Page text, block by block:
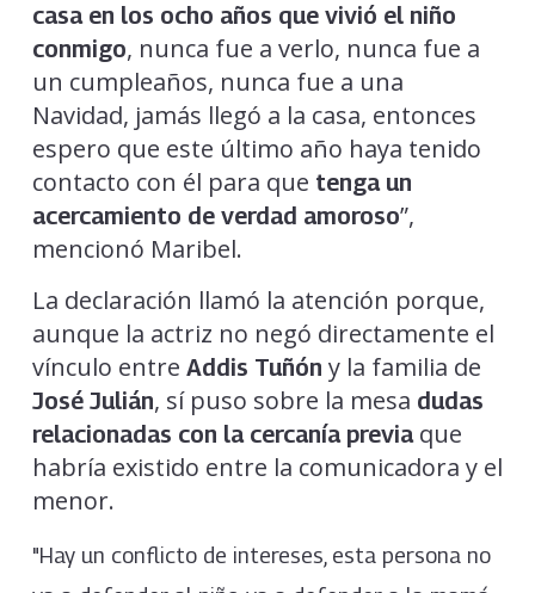
casa en los ocho años que vivió el niño
conmigo, nunca fue a verlo, nunca fue a
un cumpleaños, nunca fue a una
Navidad, jamás llegó a la casa, entonces
espero que este último año haya tenido
contacto con él para que tenga un
acercamiento de verdad amoroso”,
mencionó Maribel.
La declaración llamó la atención porque,
aunque la actriz no negó directamente el
vínculo entre Addis Tuñón y la familia de
José Julián, sí puso sobre la mesa dudas
relacionadas con la cercanía previa que
habría existido entre la comunicadora y el
menor.
"Hay un conflicto de intereses, esta persona no